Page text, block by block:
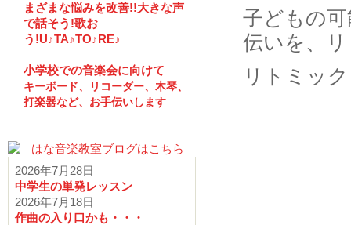
まざまな悩みを改善!!大きな声
で話そう!歌お
う!U♪TA♪TO♪RE♪
小学校での音楽会に向けて
キーボード、リコーダー、木琴、
打楽器など、お手伝いします
2026年7月28日
中学生の単発レッスン
2026年7月18日
作曲の入り口かも・・・
子どもの
伝いを、
リトミッ